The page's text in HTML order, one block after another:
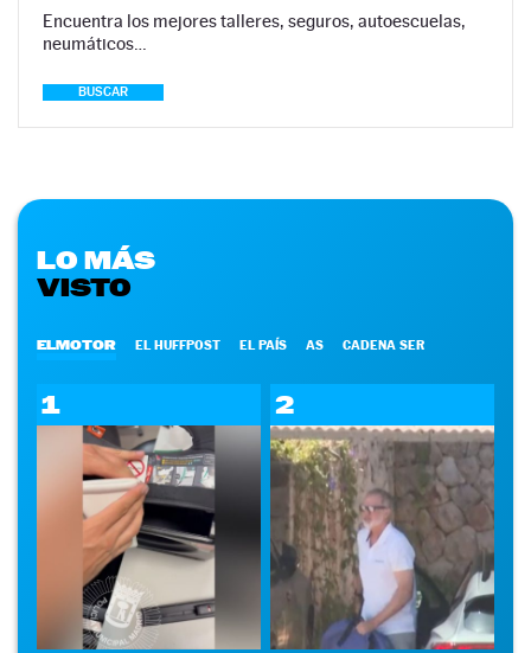
Encuentra los mejores talleres, seguros, autoescuelas,
neumáticos…
BUSCAR
LO MÁS
VISTO
ELMOTOR EL HUFFPOST EL PAÍS AS CADENA SER
1 2